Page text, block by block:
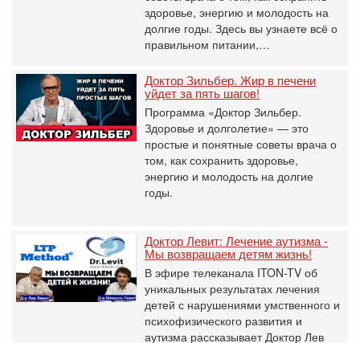
здоровье, энергию и молодость на
долгие годы. Здесь вы узнаете всё о
правильном питании,…
Доктор Зильбер. Жир в печени
уйдет за пять шагов!
Программа «Доктор Зильбер.
Здоровье и долголетие» — это
простые и понятные советы врача о
том, как сохранить здоровье,
энергию и молодость на долгие
годы.
Доктор Левит: Лечение аутизма -
Мы возвращаем детям жизнь!
В эфире телеканала ITON-TV об
уникальных результатах лечения
детей с нарушениями умственного и
психофизического развития и
аутизма рассказывает Доктор Лев